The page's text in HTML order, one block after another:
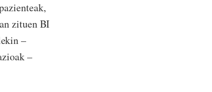
zituen BI
–
–